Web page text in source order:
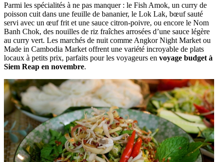
Parmi les spécialités à ne pas manquer : le Fish Amok, un curry de
poisson cuit dans une feuille de bananier, le Lok Lak, bœuf sauté
servi avec un œuf frit et une sauce citron-poivre, ou encore le Nom
Banh Chok, des nouilles de riz fraîches arrosées d’une sauce légère
au curry vert. Les marchés de nuit comme Angkor Night Market ou
Made in Cambodia Market offrent une variété incroyable de plats
locaux à petits prix, parfaits pour les voyageurs en voyage budget à
Siem Reap en novembre.